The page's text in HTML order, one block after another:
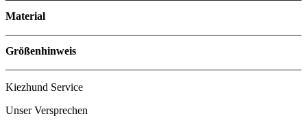
Material
Material
Größenhinweis
Kiezhund Service
Unser Versprechen